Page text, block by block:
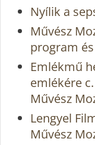
Nyílik a
Művész
program
Emlékmű
emlékére
Művész
Lengyel
Művész